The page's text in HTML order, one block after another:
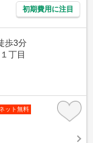
初期費用に注目
歩3分
丁目
ット無料